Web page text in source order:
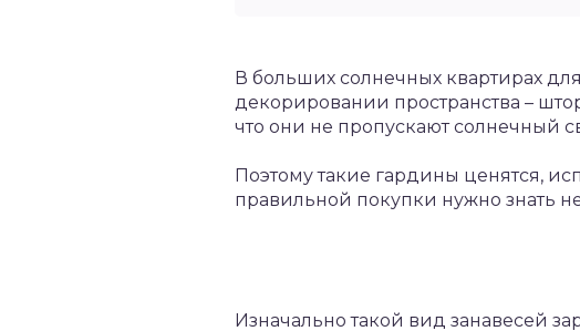
В больших солнечных квартирах
декорировании пространства –
что они не пропускают солнечный
Поэтому такие гардины ценятся,
правильной покупки нужно знать
Изначально такой вид занавесей